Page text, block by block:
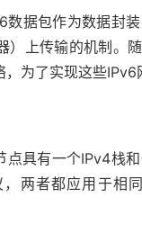
数据包作为数据封
）上传输的机制。
为了实现这些IPv6
点具有一个IPv4栈
两者都应用于相